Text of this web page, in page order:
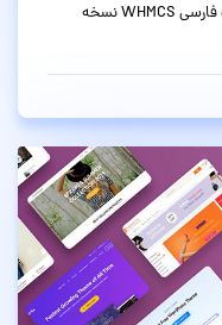
اسکریپت مدیریت صورت حساب و هاستینگ فارسی WHMCS نسخه